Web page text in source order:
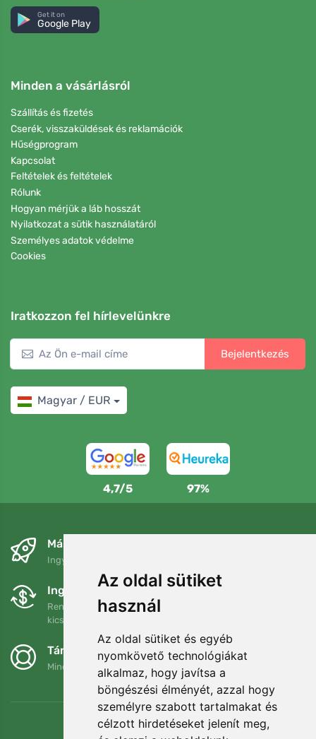
Az oldal sütiket
használ
Az oldal sütiket és egyéb
nyomkövető technológiákat
alkalmaz, hogy javítsa a
böngészési élményét, azzal hogy
személyre szabott tartalmakat és
célzott hirdetéseket jelenít meg,
Get it on
Google Play
Minden a vásárlásról
Szállítás és fizetés
Cserék, visszaküldések és reklamációk
Hűségprogram
Kapcsolat
Feltételek és feltételek
Rólunk
Hogyan mérjük a láb hosszát
Nyilatkozat a sütik használatáról
Személyes adatok védelme
Cookies
Iratkozzon fel hírlevelünkre
Bejelentkezés
Magyar / EUR
4,7/5 97%
Másnapra és ingyenesen
Ingyenes szállítás a következő összeg felett: 80 EUR
Ingyenes csere és visszaküldés
Rendelését 90 napon belül bármikor visszaküldheti vagy
kicserélheti.
Támogatjuk a Trees.org-ot
Minden megrendelésért ültetünk egy fát! Bővebben